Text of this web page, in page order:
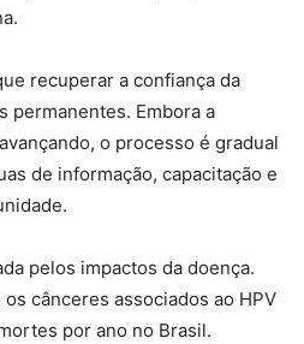
recuperar a confiança da
permanentes. Embora a
o processo é gradual
de informação, capacitação e
pelos impactos da doença.
cânceres associados ao HPV
por ano no Brasil.